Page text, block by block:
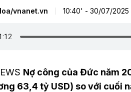
vnanet.vn 10:40' - 30/07/2025
Nợ công của Đức năm
63,4 tỷ USD) so với cuối